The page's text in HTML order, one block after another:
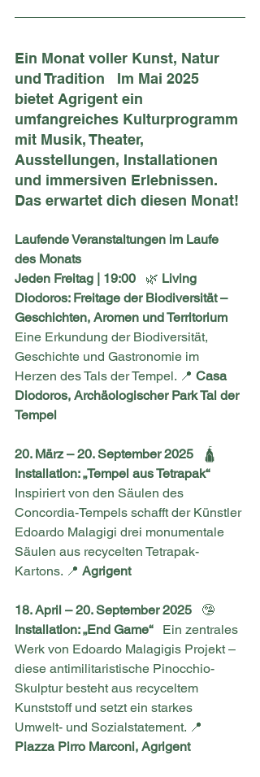
Ein Monat voller Kunst, Natur
und Tradition   Im Mai 2025
bietet Agrigent ein
umfangreiches Kulturprogramm
mit Musik, Theater,
Ausstellungen, Installationen
und immersiven Erlebnissen.
Das erwartet dich diesen Monat!
Laufende Veranstaltungen im Laufe
des Monats
Jeden Freitag | 19:00 🌿 Living
Diodoros: Freitage der Biodiversität –
Geschichten, Aromen und Territorium
Eine Erkundung der Biodiversität,
Geschichte und Gastronomie im
Herzen des Tals der Tempel. 📍 Casa
Diodoros, Archäologischer Park Tal der
Tempel
20. März – 20. September 2025 🛕
Installation: „Tempel aus Tetrapak“
Inspiriert von den Säulen des
Concordia-Tempels schafft der Künstler
Edoardo Malagigi drei monumentale
Säulen aus recycelten Tetrapak-
Kartons. 📍 Agrigent
18. April – 20. September 2025 🤥
Installation: „End Game“ Ein zentrales
Werk von Edoardo Malagigis Projekt –
diese antimilitaristische Pinocchio-
Skulptur besteht aus recyceltem
Kunststoff und setzt ein starkes
Umwelt- und Sozialstatement. 📍
Piazza Pirro Marconi, Agrigent